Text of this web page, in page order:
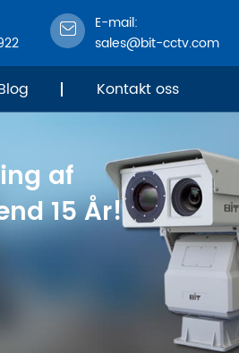
E-mail:
sales@bit-cctv.com
한국어
français
Deutsch
Español
Kontakt oss
af
15 År!